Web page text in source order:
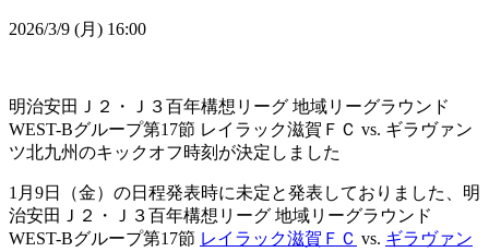
2026/3/9 (月) 16:00
明治安田Ｊ２・Ｊ３百年構想リーグ 地域リーグラウンド
WEST-Bグループ第17節 レイラック滋賀ＦＣ vs. ギラヴァン
ツ北九州のキックオフ時刻が決定しました
1月9日（金）の日程発表時に未定と発表しておりました、明
治安田Ｊ２・Ｊ３百年構想リーグ 地域リーグラウンド
WEST-Bグループ第17節 レイラック滋賀ＦＣ vs. ギラヴァン